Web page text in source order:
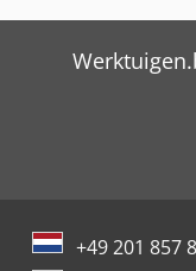
Trailer And Tools
+49 201 857